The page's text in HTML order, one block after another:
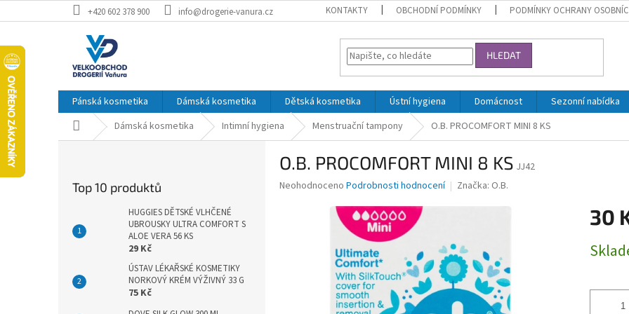
na
+420 602 378 900 info@drogerie-vanura.cz KONTAKTY OBCHODNÍ PODMÍNKY PODMÍNKY OCHRANY
HLEDAT
Pánská kosmetika Dámská kosmetika Dětská kosmetika Ústní hygiena Domácnost Sezonní nabídka
Domů Dámská kosmetika Intimní hygiena Menstruační tampony O.B. PROCOMFORT MINI 8 KS
Top 10 produktů
HUGGIES DĚTSKÉ VLHČENÉ
UBROUSKY ULTRA COMFORT S
ALOE VERA 56 KS
29 Kč
ÚSTAV LÉKAŘSKÉ KOSMETIKY
NORKOVÝ KRÉM VÝŽIVNÝ 33 G
75 Kč
O.B. PROCOMFORT MINI 8 KS JJ42
Průměrné
Neohodnoceno Podrobnosti hodnocení Značka: O.B.
30
cena: